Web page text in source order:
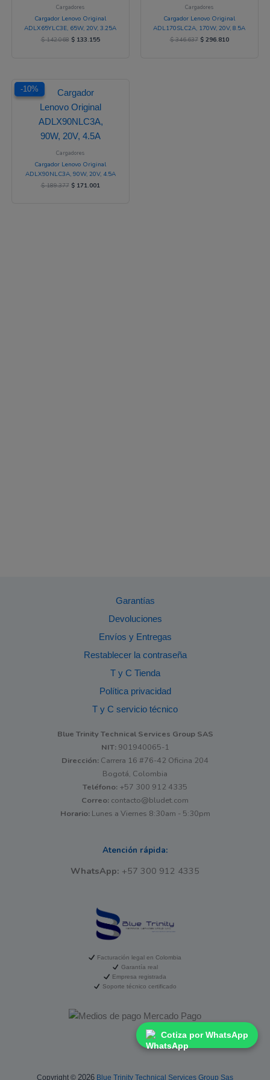
Cargadores
Cargador Lenovo Original
ADLX65YLC3E, 65W, 20V, 3.25A
$142.068 $133.155
Cargadores
Cargador Lenovo Original
ADL170SLC2A, 170W, 20V, 8.5A
$346.637 $296.810
-10%
-10%
Cargadores
Cargador Lenovo Original
ADLX90NLC3A, 90W, 20V, 4.5A
$189.377
precio
original
era:
$ 189.377.
$171.001
es:
Garantías
Devoluciones
Envíos y Entregas
Restablecer la contraseña
T y C Tienda
Política privacidad
T y C servicio técnico
Blue Trinity Technical Services Group SAS
NIT:901940065-1
Dirección: Carrera 16 #76-42 Oficina 204
Bogotá, Colombia
Teléfono: +57 300 912 4335
Correo: contacto@bludet.com
Horario:Lunes a Viernes 8:30am - 5:30pm
Atención rápida:
WhatsApp: +57 300 912 4335
Facturación legal en Colombia
Garantía real
Empresa registrada
Soporte técnico certificado
Copyright © 2026 Blue Trinity Technical Services Group Sas
Cotiza por WhatsApp